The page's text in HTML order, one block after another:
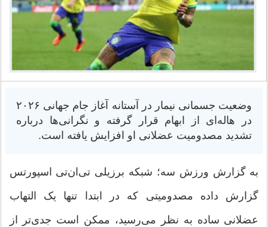
وضعیت جسمانی نیمار در آستانه آغاز جام جهانی ۲۰۲۶
در هاله‌ای از ابهام قرار گرفته و نگرانی‌ها درباره
تشدید مصدومیت عضلانی او افزایش یافته است.
به گزارش ورزش سه؛ شبکه برزیلی تی‌ان‌تی اسپورتس
گزارش داده مصدومیتی که در ابتدا تنها یک التهاب
عضلانی ساده به نظر می‌رسید، ممکن است جدی‌تر از